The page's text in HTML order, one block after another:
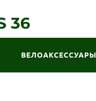
ВЕЛОАКСЕССУАРЫ